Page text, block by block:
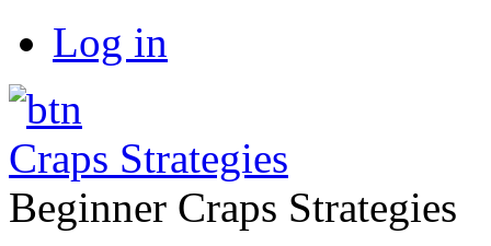
Log in
Craps Strategies
Beginner Craps Strategies